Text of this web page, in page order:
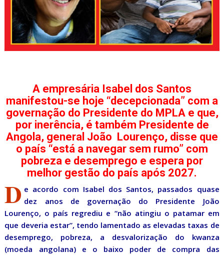
A empresária Isabel dos Santos
manifestou-se hoje “decepcionada” com a
governação do Presidente do MPLA e que,
por inerência, é também Presidente de
Angola, general João Lourenço, disse que
o país “está a navegar sem rumo” com
pobreza e desemprego e espera por
melhor gestão do país após 2027.
D e acordo com Isabel dos Santos, passados quase
dez anos de governação do Presidente João
Lourenço, o país regrediu e “não atingiu o patamar em
que deveria estar”, tendo lamentado as elevadas taxas de
desemprego, pobreza, a desvalorização do kwanza
(moeda angolana) e o baixo poder de compra das